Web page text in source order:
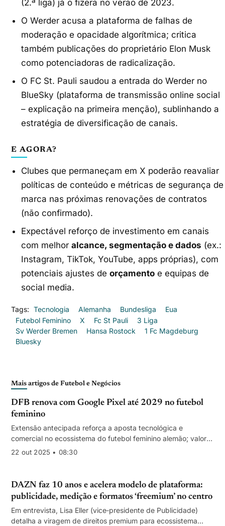
(2.ª liga) já o fizera no verão de 2023.
O Werder acusa a plataforma de falhas de
moderação e opacidade algorítmica; critica
também publicações do proprietário Elon Musk
como potenciadoras de radicalização.
O FC St. Pauli saudou a entrada do Werder no
BlueSky (plataforma de transmissão online social
– explicação na primeira menção), sublinhando a
estratégia de diversificação de canais.
E AGORA?
Clubes que permaneçam em X poderão reavaliar
políticas de conteúdo e métricas de segurança de
marca nas próximas renovações de contratos
(não confirmado).
Expectável reforço de investimento em canais
com melhoralcance, segmentação e dados (ex.:
Instagram, TikTok, YouTube, apps próprias), com
potenciais ajustes deorçamento e equipas de
social media.
Tags: Tecnologia Alemanha Bundesliga
Eua
Futebol Feminino
X Fc St Pauli
3 Liga
Sv Werder Bremen
Hansa Rostock
1 Fc Magdeburg
Bluesky
Mais artigos de Futebol e Negócios
DFB renova com Google Pixel até 2029 no futebol
feminino
Extensão antecipada reforça a aposta tecnológica e
comercial no ecossistema do futebol feminino alemão; valores
não divulgados.
22 out 2025 • 08:30
DAZN faz 10 anos e acelera modelo de plataforma:
publicidade, medição e formatos ‘freemium’ no centro
Em entrevista, Lisa Eller (vice‑presidente de Publicidade)
detalha a viragem de direitos premium para ecossistema